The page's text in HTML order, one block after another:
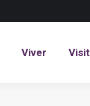
Viver
Viver